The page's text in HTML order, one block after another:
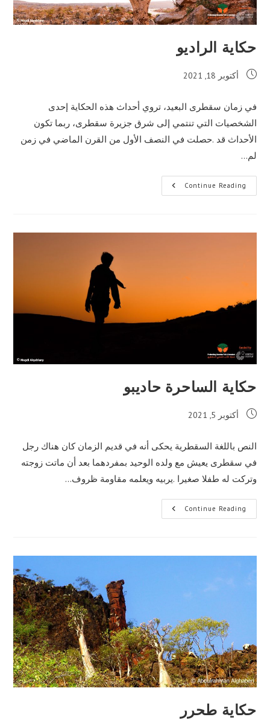
حكاية الراديو
Post
أكتوبر 18, 2021
في زمان سقطرى البعيد، تروي أحداث هذه الحكاية إحدى
الشخصيات التي تنتمي إلى شرق جزيرة سقطرى، ربما تكون
الأحداث قد .حصلت في النصف الأول من القرن الماضي في زمن
لم…
Continue Reading حكاية
الراديو
حكاية الساحرة حاديبو
Post
أكتوبر 5, 2021
النص باللغة السقطرية يحكى أنه في قديم الزمان كان هناك رجل
في سقطرى يعيش مع ولده الوحيد بمفردهما بعد أن ماتت زوجته
وتركت له طفلا صغيرا .يربيه ويعلمه مقاومة ظروف…
Continue Reading حكاية
الساحرة
حكاية طحرر